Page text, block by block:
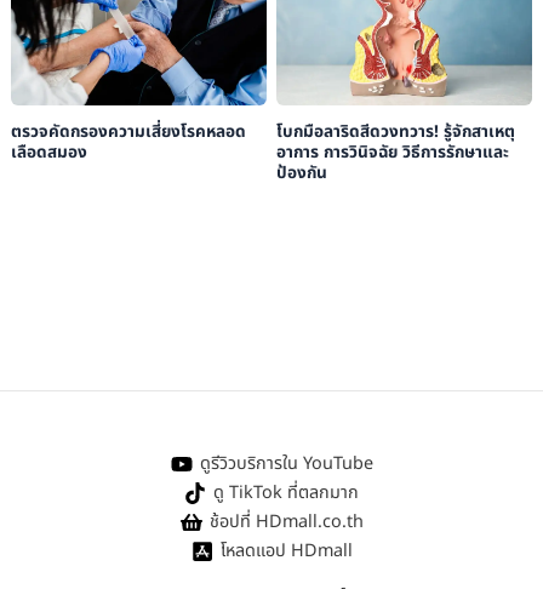
ตรวจคัดกรองความเสี่ยงโรคหลอด
เลือดสมอง
โบกมือลาริดสีดวงทวาร! รู้จักสาเหตุ
อาการ การวินิจฉัย วิธีการรักษาและ
ป้องกัน
ดูรีวิวบริการใน YouTube
ดู TikTok ที่ตลกมาก
ช้อปที่ HDmall.co.th
โหลดแอป HDmall